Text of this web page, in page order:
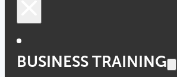
BUSINESS TRAINING